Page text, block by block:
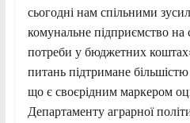
сьогодні нам спільними
комунальне підприємство на
потреби у бюджетних
питань підтримане
що є своєрідним маркером
Департаменту аграрної